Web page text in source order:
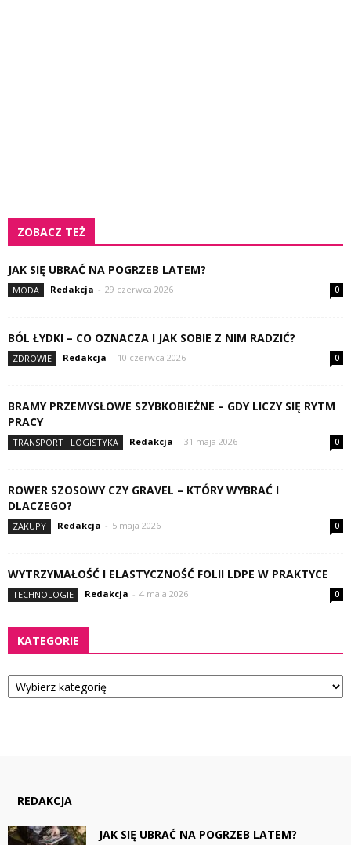
ZOBACZ TEŻ
JAK SIĘ UBRAĆ NA POGRZEB LATEM?
MODA Redakcja - 29 czerwca 2026 0
BÓL ŁYDKI – CO OZNACZA I JAK SOBIE Z NIM RADZIĆ?
ZDROWIE Redakcja - 10 czerwca 2026 0
BRAMY PRZEMYSŁOWE SZYBKOBIEŻNE – GDY LICZY SIĘ RYTM
PRACY
TRANSPORT I LOGISTYKA Redakcja - 31 maja 2026 0
ROWER SZOSOWY CZY GRAVEL – KTÓRY WYBRAĆ I
DLACZEGO?
ZAKUPY Redakcja - 5 maja 2026 0
WYTRZYMAŁOŚĆ I ELASTYCZNOŚĆ FOLII LDPE W PRAKTYCE
TECHNOLOGIE Redakcja - 4 maja 2026 0
KATEGORIE
Kategorie
REDAKCJA
JAK SIĘ UBRAĆ NA POGRZEB LATEM?